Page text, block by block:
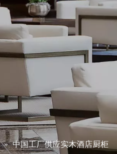
» 中国工厂供应实木酒店厨柜